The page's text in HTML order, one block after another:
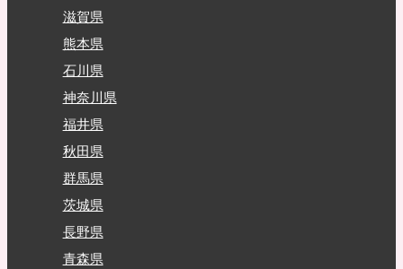
滋賀県
熊本県
石川県
神奈川県
福井県
秋田県
群馬県
茨城県
長野県
青森県